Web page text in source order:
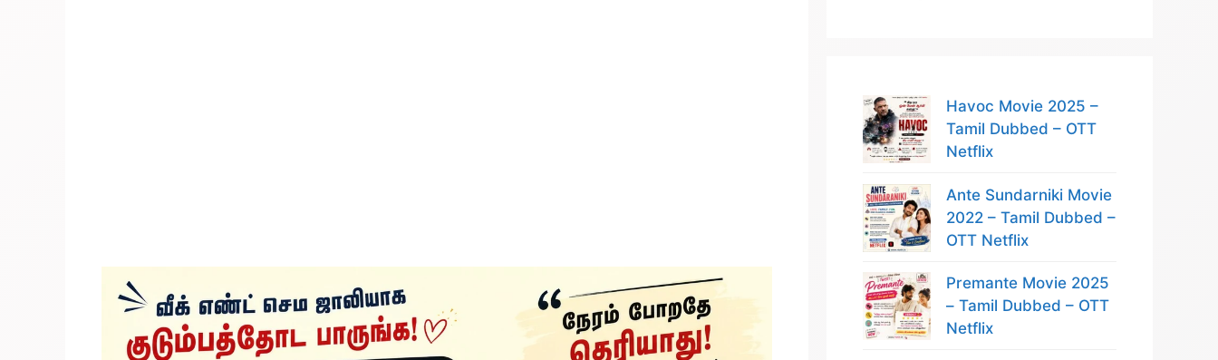
Havoc Movie 2025 –
Tamil Dubbed – OTT
Netflix
Ante Sundarniki Movie
2022 – Tamil Dubbed –
OTT Netflix
Premante Movie 2025
– Tamil Dubbed – OTT
Netflix